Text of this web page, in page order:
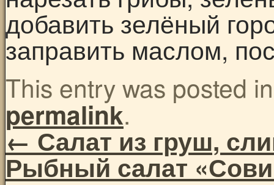
добавить зелёный
заправить маслом,
This entry was posted
permalink.
←Салат из груш,
Рыбный салат